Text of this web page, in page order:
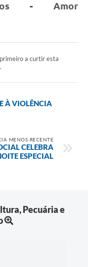
- Amor
a curtir esta
À VIOLÊNCIA
MENOS RECENTE
CELEBRA
ESPECIAL
Pecuária e